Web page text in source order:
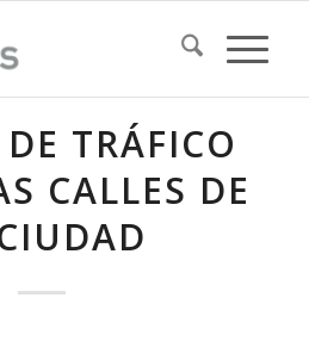
TRÁFICO
CALLES DE